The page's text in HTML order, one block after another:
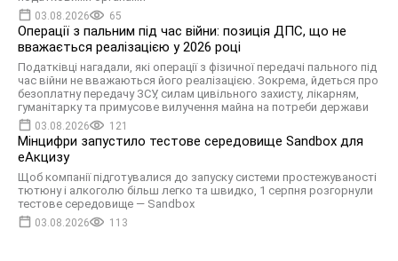
03.08.2026 65
Операції з пальним під час війни: позиція ДПС, що не
вважається реалізацією у 2026 році
Податківці нагадали, які операції з фізичної передачі пального під
час війни не вважаються його реалізацією. Зокрема, йдеться про
безоплатну передачу ЗСУ, силам цивільного захисту, лікарням,
гуманітарку та примусове вилучення майна на потреби держави
03.08.2026 121
Мінцифри запустило тестове середовище Sandbox для
еАкцизу
Щоб компанії підготувалися до запуску системи простежуваності
тютюну і алкоголю більш легко та швидко, 1 серпня розгорнули
тестове середовище — Sandbox
03.08.2026 113